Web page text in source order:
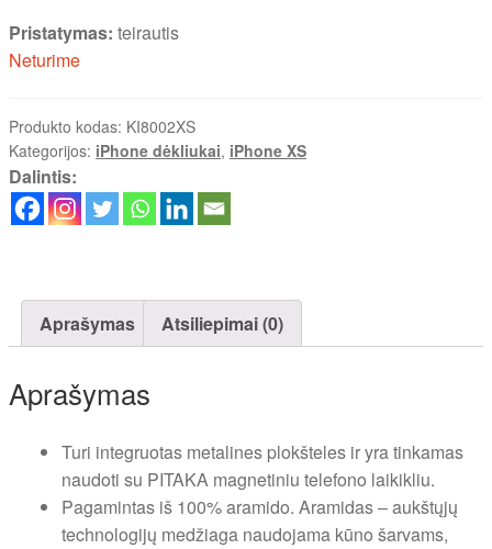
Pristatymas: teirautis
Neturime
Produkto kodas: KI8002XS
Kategorijos: iPhone dėkliukai, iPhone XS
Dalintis:
Aprašymas Atsiliepimai (0)
Aprašymas
Turi integruotas metalines plokšteles ir yra tinkamas
naudoti su PITAKA magnetiniu telefono laikikliu.
Pagamintas iš 100% aramido. Aramidas – aukštųjų
technologijų medžiaga naudojama kūno šarvams,